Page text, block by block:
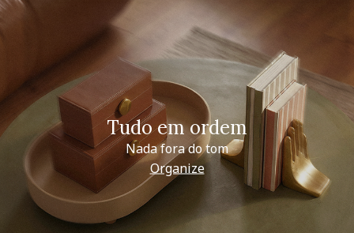
Tudo em ordem
Nada fora do tom
Organize